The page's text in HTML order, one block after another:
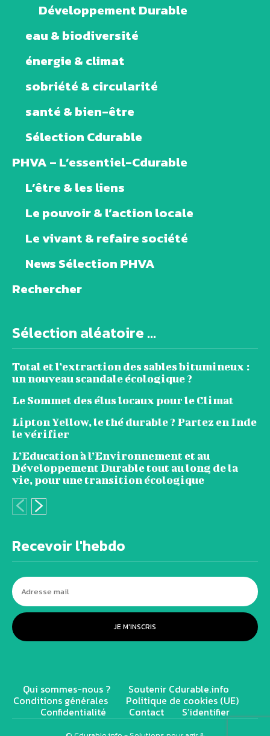
Développement Durable
eau & biodiversité
énergie & climat
sobriété & circularité
santé & bien-être
Sélection Cdurable
PHVA – L’essentiel-Cdurable
L’être & les liens
Le pouvoir & l’action locale
Le vivant & refaire société
News Sélection PHVA
Rechercher
Sélection aléatoire ...
Total et l’extraction des sables bitumineux :
un nouveau scandale écologique ?
Le Sommet des élus locaux pour le Climat
Lipton Yellow, le thé durable ? Partez en Inde
le vérifier
L’Education à l’Environnement et au
Développement Durable tout au long de la
vie, pour une transition écologique
Recevoir l'hebdo
JE M'INSCRIS
Qui sommes-nous ? Soutenir Cdurable.info
Conditions générales Politique de cookies (UE)
Confidentialité Contact S’identifier